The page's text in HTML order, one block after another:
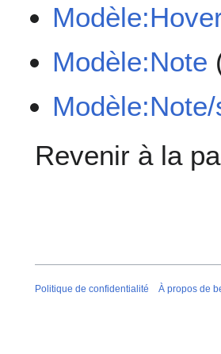
Modèle:Note
Revenir à la
Politique de confidentialité À propos de